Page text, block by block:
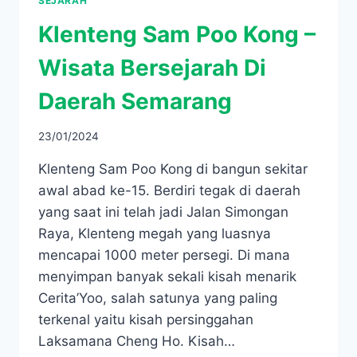
Klenteng Sam Poo Kong –
Wisata Bersejarah Di
Daerah Semarang
23/01/2024
Klenteng Sam Poo Kong di bangun sekitar
awal abad ke-15. Berdiri tegak di daerah
yang saat ini telah jadi Jalan Simongan
Raya, Klenteng megah yang luasnya
mencapai 1000 meter persegi. Di mana
menyimpan banyak sekali kisah menarik
Cerita’Yoo, salah satunya yang paling
terkenal yaitu kisah persinggahan
Laksamana Cheng Ho. Kisah…